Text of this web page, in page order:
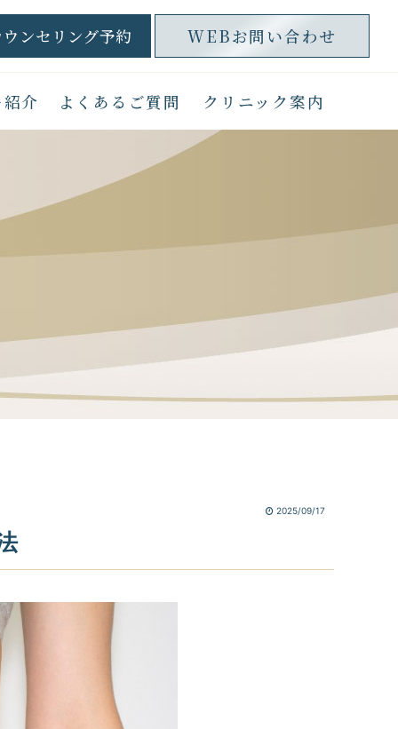
ンセリング予約 WEBお問い合わせ
紹介 よくあるご質問 クリニック案内
2025/09/17